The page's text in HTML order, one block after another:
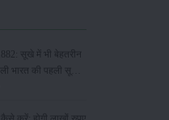
सूखे में भी बेहतरीन
भारत की पहली सूखा-
किस्म